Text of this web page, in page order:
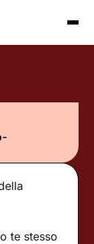
te stesso